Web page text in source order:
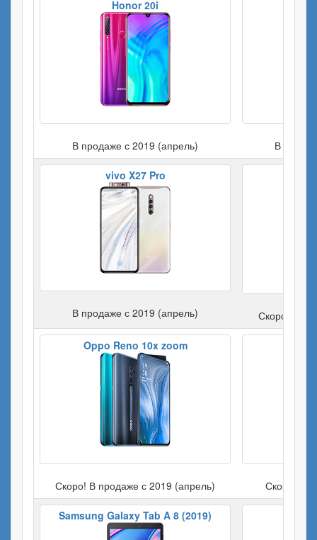
Honor 20i
В продаже с 2019 (апрель) В
vivo X27 Pro
В продаже с 2019 (апрель) Скоро! В
Oppo Reno 10x zoom
Скоро! В продаже с 2019 (апрель) Скоро! В
Samsung Galaxy Tab A 8 (2019)